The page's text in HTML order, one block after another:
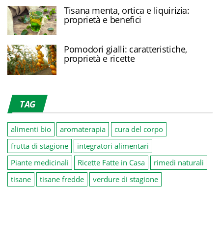
Tisana menta, ortica e liquirizia:
proprietà e benefici
Pomodori gialli: caratteristiche,
proprietà e ricette
TAG
alimenti bio aromaterapia
cura del corpo
frutta di stagione
integratori alimentari
Piante medicinali
Ricette Fatte in Casa
rimedi naturali
tisane
tisane fredde verdure di stagione